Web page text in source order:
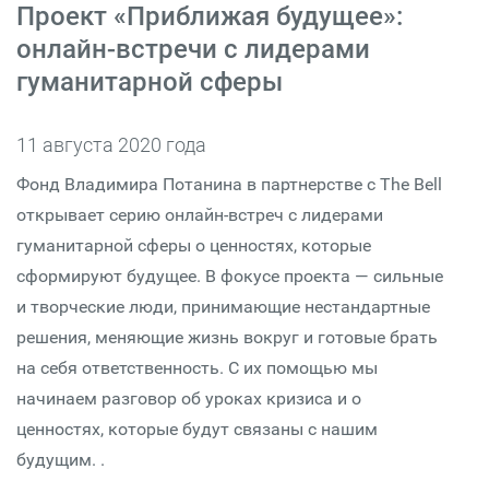
Проект «Приближая будущее»:
онлайн-встречи с лидерами
гуманитарной сферы
11 августа 2020 года
Фонд Владимира Потанина в партнерстве с The Bell
открывает серию онлайн-встреч с лидерами
гуманитарной сферы о ценностях, которые
сформируют будущее. В фокусе проекта — сильные
и творческие люди, принимающие нестандартные
решения, меняющие жизнь вокруг и готовые брать
на себя ответственность. С их помощью мы
начинаем разговор об уроках кризиса и о
ценностях, которые будут связаны с нашим
будущим. .